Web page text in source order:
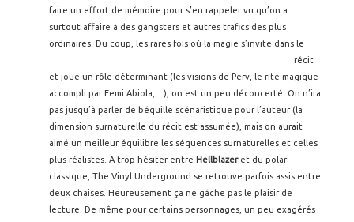
faire un effort de mémoire pour s’en rappeler vu qu’on a
surtout affaire à des gangsters et autres trafics des plus
ordinaires. Du coup, les rares fois où la magie s’invite dans le
récit
et joue un rôle déterminant (les visions de Perv, le rite magique
accompli par Femi Abiola,…), on est un peu déconcerté. On n’ira
pas jusqu’à parler de béquille scénaristique pour l’auteur (la
dimension surnaturelle du récit est assumée), mais on aurait
aimé un meilleur équilibre les séquences surnaturelles et celles
plus réalistes. A trop hésiter entre Hellblazeret du polar
classique, The Vinyl Underground se retrouve parfois assis entre
deux chaises. Heureusement ça ne gâche pas le plaisir de
lecture. De même pour certains personnages, un peu exagérés